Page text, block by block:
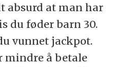
absurd at man har
du føder barn 30.
vunnet jackpot.
mindre å betale